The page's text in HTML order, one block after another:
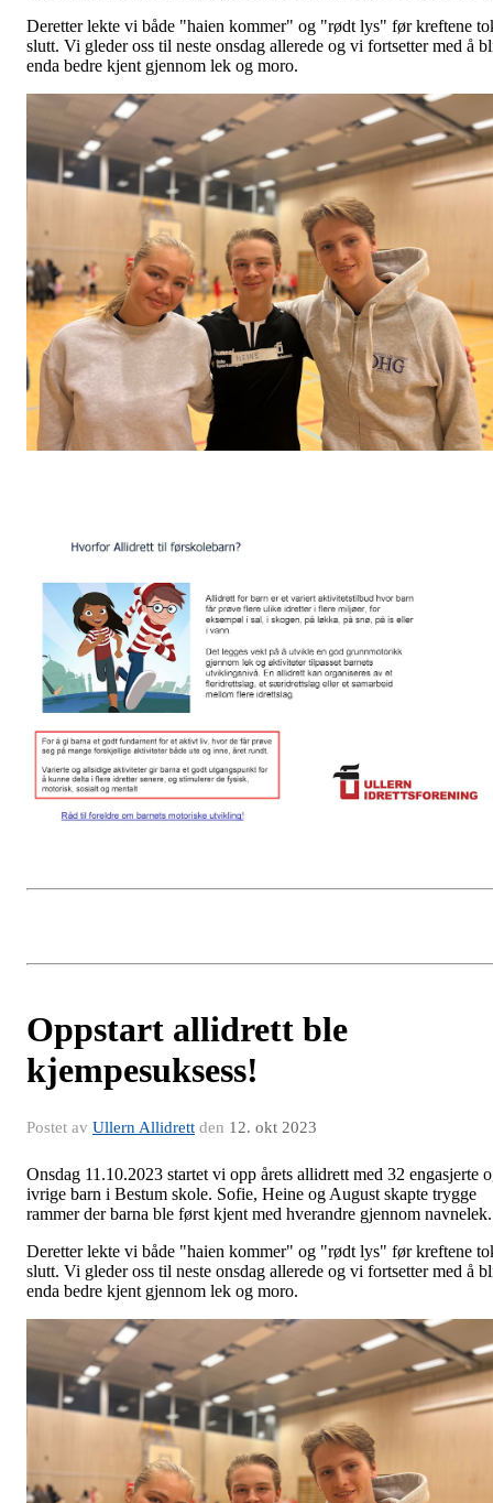
Deretter lekte vi både "haien kommer" og "rødt lys" før kreftene
slutt. Vi gleder oss til neste onsdag allerede og vi fortsetter med å
enda bedre kjent gjennom lek og moro.
Oppstart allidrett ble
kjempesuksess!
Postet av Ullern Allidrett den 12. okt 2023
Onsdag 11.10.2023 startet vi opp årets allidrett med 32 engasjerte
ivrige barn i Bestum skole. Sofie, Heine og August skapte trygge
rammer der barna ble først kjent med hverandre gjennom navnelek.
Deretter lekte vi både "haien kommer" og "rødt lys" før kreftene
slutt. Vi gleder oss til neste onsdag allerede og vi fortsetter med å
enda bedre kjent gjennom lek og moro.